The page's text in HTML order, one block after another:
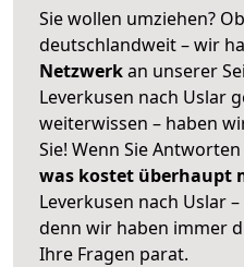
Sie wollen umziehen?
deutschlandweit – wir
Netzwerkan unserer
Leverkusen nach Uslar
weiterwissen – haben
Sie! Wenn Sie
was kostet überhaupt
Leverkusen nach Uslar
denn wir haben immer
Ihre Fragen parat.